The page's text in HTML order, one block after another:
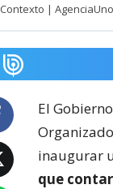
Contexto | AgenciaUno
El
inaugurar
que